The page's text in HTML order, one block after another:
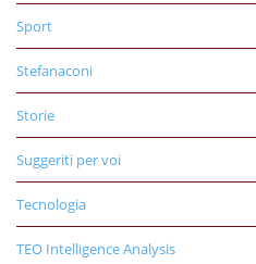
Sport
Stefanaconi
Storie
Suggeriti per voi
Tecnologia
TEO Intelligence Analysis